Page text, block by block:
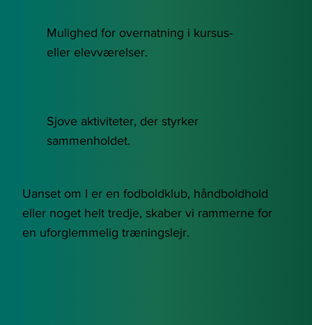
Mulighed for overnatning i kursus-
eller elevværelser.
Sjove aktiviteter, der styrker
sammenholdet.
Uanset om I er en fodboldklub, håndboldhold
eller noget helt tredje, skaber vi rammerne for
en uforglemmelig træningslejr.